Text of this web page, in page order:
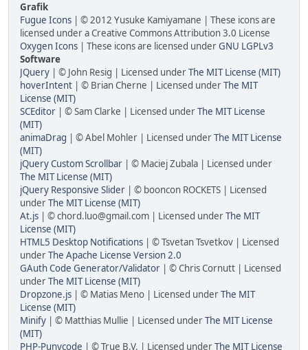
Grafik
Fugue Icons | © 2012 Yusuke Kamiyamane | These icons are
licensed under a Creative Commons Attribution 3.0 License
Oxygen Icons | These icons are licensed underGNU LGPLv3
Software
JQuery | © John Resig | Licensed underThe MIT License (MIT)
hoverIntent | © Brian Cherne | Licensed underThe MIT
License (MIT)
SCEditor | © Sam Clarke | Licensed underThe MIT License
(MIT)
animaDrag | © Abel Mohler | Licensed underThe MIT License
(MIT)
jQuery Custom Scrollbar | © Maciej Zubala | Licensed under
The MIT License (MIT)
jQuery Responsive Slider | © booncon ROCKETS | Licensed
underThe MIT License (MIT)
At.js | © chord.luo@gmail.com | Licensed underThe MIT
License (MIT)
HTML5 Desktop Notifications | © Tsvetan Tsvetkov | Licensed
underThe Apache License Version 2.0
GAuth Code Generator/Validator | © Chris Cornutt | Licensed
underThe MIT License (MIT)
Dropzone.js | © Matias Meno | Licensed underThe MIT
License (MIT)
Minify | © Matthias Mullie | Licensed underThe MIT License
(MIT)
PHP-Punycode | © True B.V. | Licensed underThe MIT License